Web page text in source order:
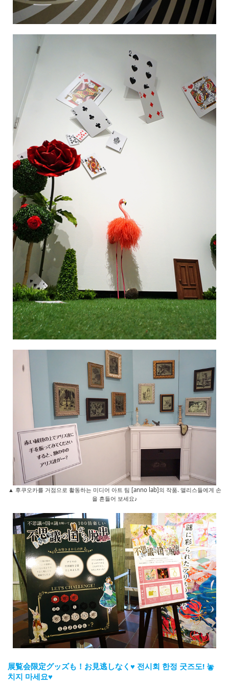
▲ 후쿠오카를 거점으로 활동하는 미디어 아트 팀 [anno lab]의 작품. 앨리스들에게 손
을 흔들어 보세요♪
展覧会限定グッズも！お見逃しなく♥ 전시회 한정 굿즈도! 놓
치지 마세요♥